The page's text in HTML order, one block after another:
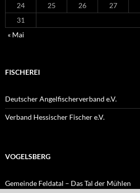
24
25 26 27
31
« Mai
FISCHEREI
Deutscher Angelfischerverband e.V.
Verband Hessischer Fischer e.V.
VOGELSBERG
Gemeinde Feldatal – Das Tal der Mühlen